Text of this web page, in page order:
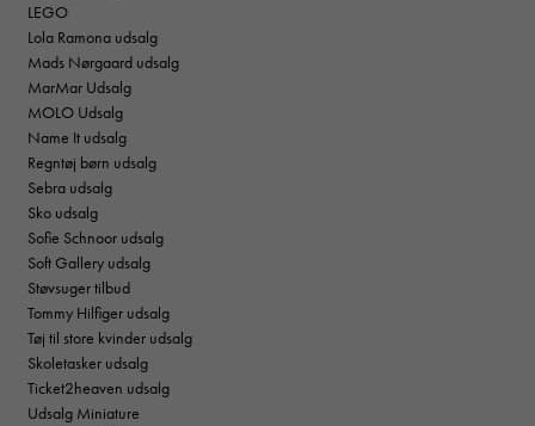
LEGO
Lola Ramona udsalg
Mads Nørgaard udsalg
MarMar Udsalg
MOLO Udsalg
Name It udsalg
Regntøj børn udsalg
Sebra udsalg
Sko udsalg
Sofie Schnoor udsalg
Soft Gallery udsalg
Støvsuger tilbud
Tommy Hilfiger udsalg
Tøj til store kvinder udsalg
Skoletasker udsalg
Ticket2heaven udsalg
Udsalg Miniature